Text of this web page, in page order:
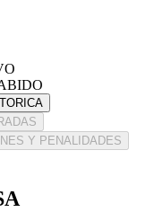
Y PENALIDADES